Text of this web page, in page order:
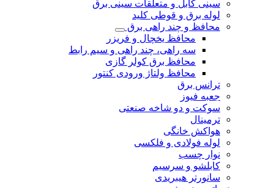
سینی کابل و متعلقات سینی برق
لوله برق و قوطی کلید
محافظ و چند راهی برق
محافظ یخچال و فریزر
سه راهی، چند راهی و سیم رابط
محافظ برق کولر گازی
محافظ ولتاژ ورودی کنتور
ترانس برق
جعبه فیوز
سوکت و دو شاخه صنعتی
ترمینال
هواکش خانگی
لوله فولادی و فلکسی
نوار چسب
کابلشو و سرسیم
سانورتر هیبریدی